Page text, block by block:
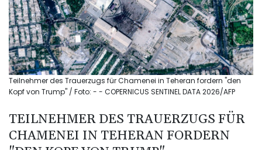
Teilnehmer des Trauerzugs für Chamenei in Teheran fordern "den
Kopf von Trump" / Foto: - - COPERNICUS SENTINEL DATA 2026/AFP
TEILNEHMER DES TRAUERZUGS FÜR
CHAMENEI IN TEHERAN FORDERN